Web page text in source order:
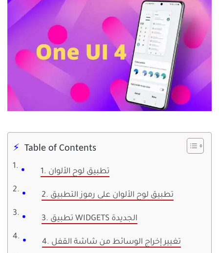
Table of Contents
1. تطبيق لوح الألوان
2. تطبيق لوح الألوان على رموز التطبيق
3. تطبيق WIDGETS الجديدة
4. تغيير إخراج الوسائط من شاشة القفل